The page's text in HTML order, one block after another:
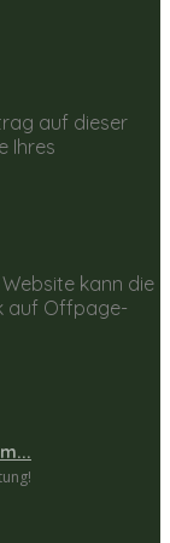
auf dieser
Ihres
kann die
auf Offpage-